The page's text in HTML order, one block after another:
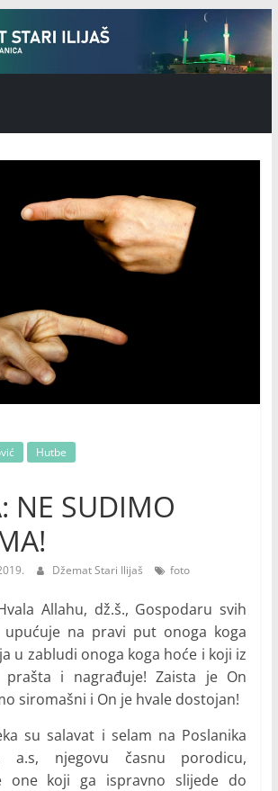
Hutbe
NE SUDIMO
Džemat Stari Ilijaš foto
dž.š., Gospodaru svih
upućuje na pravi put onoga koga
u zabludi onoga koga hoće i koji iz
prašta i nagrađuje! Zaista je On
siromašni i On je hvale dostojan!
i selam na Poslanika
a.s, njegovu časnu porodicu,
one koji ga ispravno slijede do